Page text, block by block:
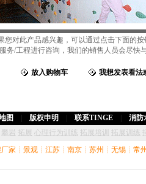
您对此产品感兴趣，可以通过点击下面的
务/工程进行咨询，我们的销售人员会尽快
放入购物车 我想发表看法
图 版权申明 联系TINGE 消防
攀岩 拓展 心理行为训练 拓展培训 拓展训练
家 ┊ 景观 ┊ 江苏 ┊ 南京 ┊ 苏州 ┊ 无锡 ┊ 常